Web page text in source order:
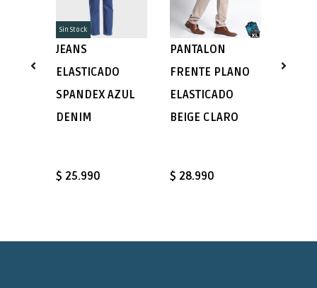
Sin Stock
JEANS
ELASTICADO
SPANDEX AZUL
DENIM
$ 25.990
PANTALON
FRENTE PLANO
ELASTICADO
BEIGE CLARO
$ 28.990